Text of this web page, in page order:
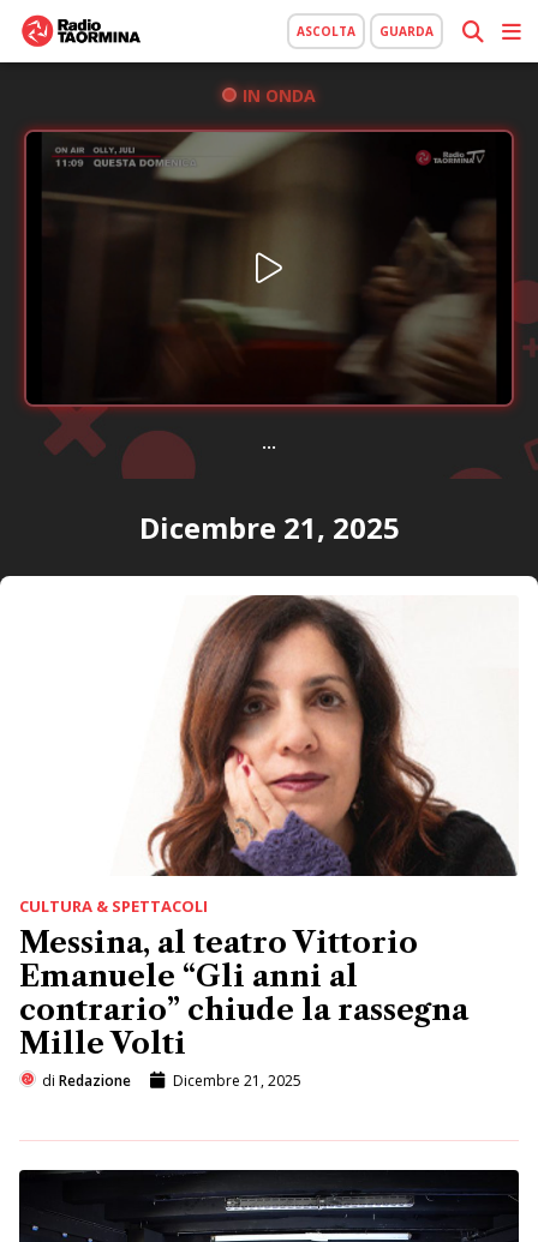
ASCOLTA GUARDA
IN ONDA
...
Dicembre 21, 2025
CULTURA & SPETTACOLI
Messina, al teatro Vittorio
Emanuele “Gli anni al
contrario” chiude la rassegna
Mille Volti
di Redazione Dicembre 21, 2025